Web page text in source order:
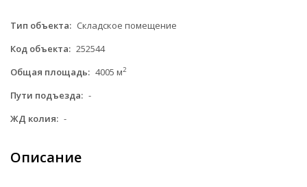
Тип объекта: Складское помещение
Код объекта: 252544
Общая площадь: 4005 м2
Пути подъезда: -
ЖД колия: -
Описание